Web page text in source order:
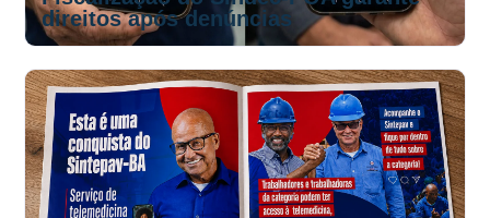
direitos após denúncias